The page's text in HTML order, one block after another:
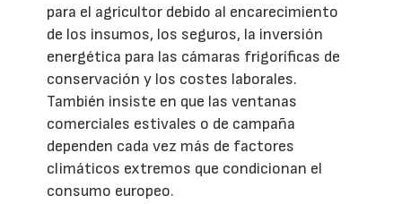
para el agricultor debido al encarecimiento
de los insumos, los seguros, la inversión
energética para las cámaras frigoríficas de
conservación y los costes laborales.
También insiste en que las ventanas
comerciales estivales o de campaña
dependen cada vez más de factores
climáticos extremos que condicionan el
consumo europeo.